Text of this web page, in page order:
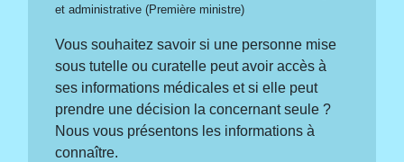
et administrative (Première ministre)
Vous souhaitez savoir si une personne mise
sous tutelle ou curatelle peut avoir accès à
ses informations médicales et si elle peut
prendre une décision la concernant seule ?
Nous vous présentons les informations à
connaître.